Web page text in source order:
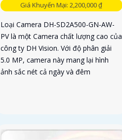
Giá Khuyến Mại: 2,200,000 ₫
Loại Camera DH-SD2A500-GN-AW-
PV là một Camera chất lượng cao của
công ty DH Vision. Với độ phân giải
5.0 MP, camera này mang lại hình
ảnh sắc nét cả ngày và đêm